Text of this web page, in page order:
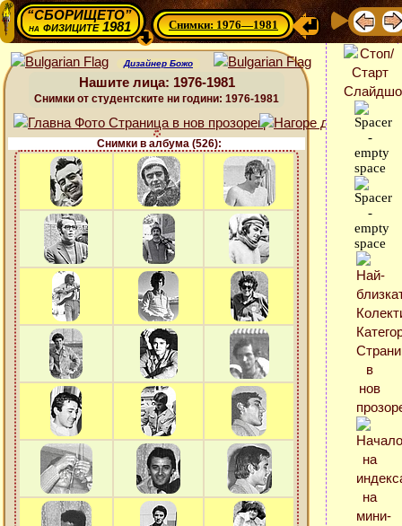
“СБОРИЩЕТО”
нафизиците 1981 Снимки: 1976—1981
Дизайнер Божо
Нашите лица: 1976-1981
Снимки от студентските ни години: 1976-1981
Снимки в албума (526):